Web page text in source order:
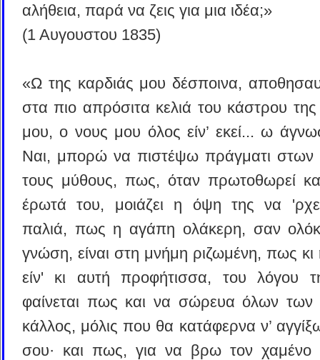
αλήθεια, παρά να ζεις για μια ιδέα;»
(1 Αυγουστου 1835)
«Ω της καρδιάς μου δέσποινα,
στα πιο απρόσιτα κελιά του κάστρου της
μου, ο νους μου όλος είν’ εκεί... ω
Ναι, μπορώ να πιστέψω πράγματι στων
τους μύθους, πως, όταν πρωτοθωρεί
έρωτά του, μοιάζει η όψη της να
παλιά, πως η αγάπη ολάκερη, σαν
γνώση, είναι στη μνήμη ριζωμένη, πως
είν' κι αυτή προφήτισσα, του λόγου
φαίνεται πως και να σώρευα όλων των
κάλλος, μόλις που θα κατάφερνα ν’
σου· και πως, για να βρω τον χαμένο